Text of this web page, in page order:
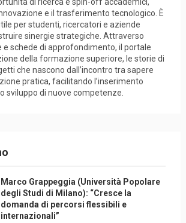
di ricerca e spin-off accademici,
e il trasferimento tecnologico. È
per studenti, ricercatori e aziende
sinergie strategiche. Attraverso
e schede di approfondimento, il portale
della formazione superiore, le storie di
che nascono dall’incontro tra sapere
pratica, facilitando l’inserimento
sviluppo di nuove competenze.
Marco Grappeggia (Università Popolare
degli Studi di Milano): “Cresce la
domanda di percorsi flessibili e
internazionali”